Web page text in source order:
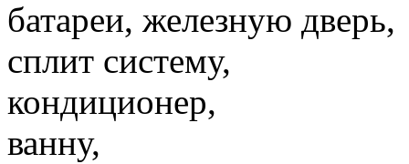
батареи, железную дверь,
сплит систему,
кондиционер,
ванну,